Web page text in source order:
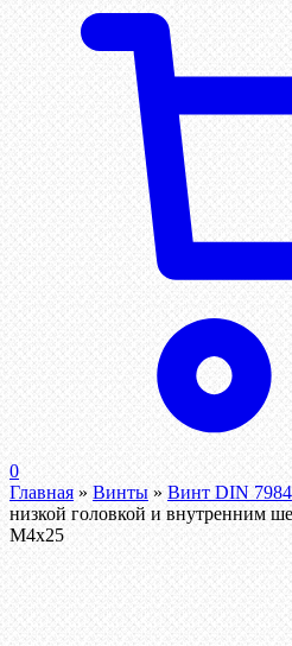
0
Главная » Винты » Винт DIN 7984
низкой головкой и внутренним
М4х25